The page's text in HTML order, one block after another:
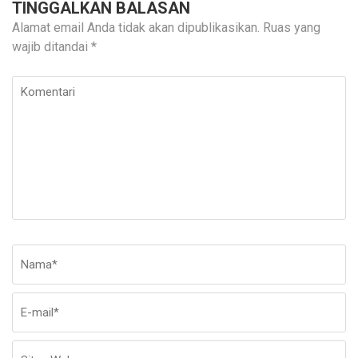
TINGGALKAN BALASAN
Alamat email Anda tidak akan dipublikasikan. Ruas yang
wajib ditandai *
Komentari